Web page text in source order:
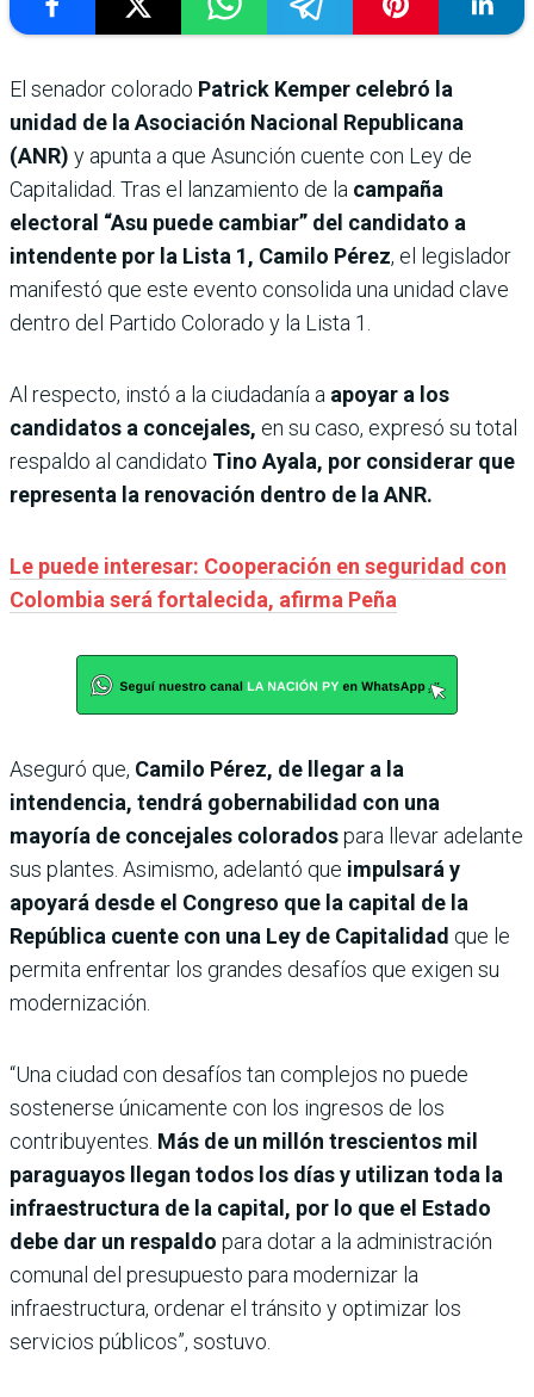
El senador colorado Patrick Kemper celebró la
unidad de la Asociación Nacional Republicana
(ANR) y apunta a que Asunción cuente con Ley de
Capitalidad. Tras el lanzamiento de la campaña
electoral “Asu puede cambiar” del candidato a
intendente por la Lista 1, Camilo Pérez, el legislador
manifestó que este evento consolida una unidad clave
dentro del Partido Colorado y la Lista 1.
Al respecto, instó a la ciudadanía a apoyar a los
candidatos a concejales, en su caso, expresó su total
respaldo al candidato Tino Ayala, por considerar que
representa la renovación dentro de la ANR.
Le puede interesar: Cooperación en seguridad con
Colombia será fortalecida, afirma Peña
Aseguró que, Camilo Pérez, de llegar a la
intendencia, tendrá gobernabilidad con una
mayoría de concejales coloradospara llevar adelante
sus plantes. Asimismo, adelantó que impulsará y
apoyará desde el Congreso que la capital de la
República cuente con una Ley de Capitalidad que le
permita enfrentar los grandes desafíos que exigen su
modernización.
“Una ciudad con desafíos tan complejos no puede
sostenerse únicamente con los ingresos de los
contribuyentes. Más de un millón trescientos mil
paraguayos llegan todos los días y utilizan toda la
infraestructura de la capital, por lo que el Estado
debe dar un respaldo para dotar a la administración
comunal del presupuesto para modernizar la
infraestructura, ordenar el tránsito y optimizar los
servicios públicos”, sostuvo.